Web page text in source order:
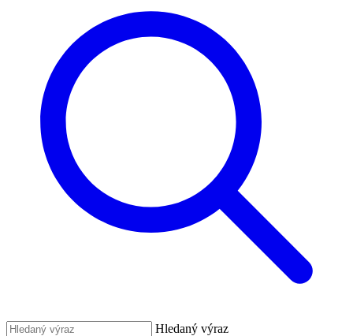
Hledaný výraz